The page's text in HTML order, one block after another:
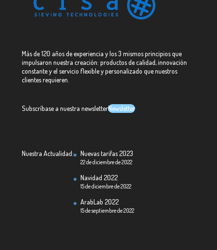
Más de 120 años de experiencia y los 3 mismos principios que
impulsaron nuestra creación: productos de calidad, innovación
constante y el servicio flexible y personalizado que nuestros
clientes requieren.
Subscríbase a nuestra newsletterNewsletter
Nuestra Actualidad: Nuevas tarifas 2023
22 de diciembre de 2022
Navidad 2022
15 de diciembre de 2022
ArabLab 2022
15 de septiembre de 2022